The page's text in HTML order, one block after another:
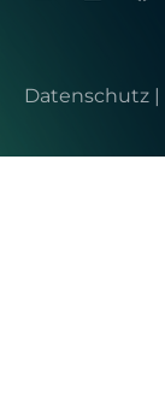
Datenschutz |